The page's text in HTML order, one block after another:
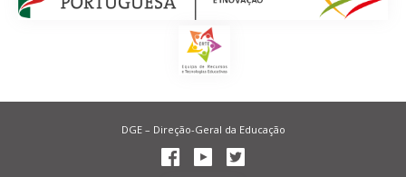
DGE – Direção-Geral da Educação